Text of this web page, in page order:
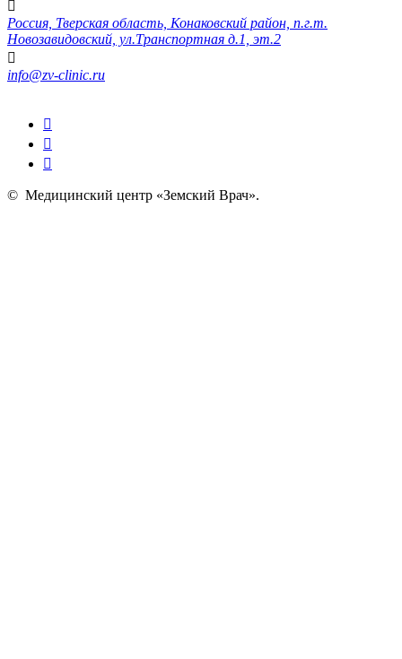
Россия, Тверская область, Конаковский район, п.г.т.
Новозавидовский, ул.Транспортная д.1, эт.2
info@zv-clinic.ru
© Медицинский центр «Земский Врач».